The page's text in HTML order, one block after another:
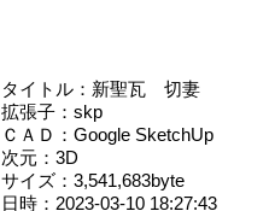
タイトル：新聖瓦 切妻
拡張子：skp
ＣＡＤ：Google SketchUp
次元：3D
サイズ：3,541,683byte
日時：2023-03-10 18:27:43